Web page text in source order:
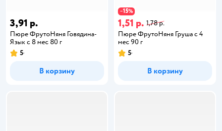
3,91 р.
Пюре ФрутоНяня Говядина-
Язык с 8 мес 80 г
5
В корзину
−15%
1,51 р. 1,78 р.
Пюре ФрутоНяня Груша с 4
мес 90 г
5
В корзину